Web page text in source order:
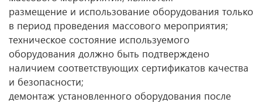
размещение и использование оборудования только
в период проведения массового мероприятия;
техническое состояние используемого
оборудования должно быть подтверждено
наличием соответствующих сертификатов качества
и безопасности;
демонтаж установленного оборудования после